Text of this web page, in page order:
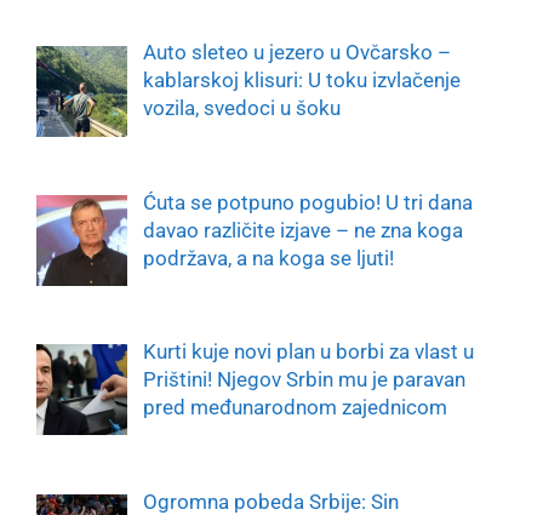
Auto sleteo u jezero u Ovčarsko –
kablarskoj klisuri: U toku izvlačenje
vozila, svedoci u šoku
Ćuta se potpuno pogubio! U tri dana
davao različite izjave – ne zna koga
podržava, a na koga se ljuti!
Kurti kuje novi plan u borbi za vlast u
Prištini! Njegov Srbin mu je paravan
pred međunarodnom zajednicom
Ogromna pobeda Srbije: Sin